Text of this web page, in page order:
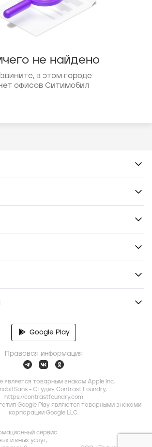
не найдено
в этом городе
офисов Ситимобил
Google Play
Правовая информация
является товарным знаком Apple Inc.
Sans - Студия Contrast Foundry,
https://contrastfoundry.com
Google Play являются товарными знаками
корпорации Google LLC.
сервис
и иных услуг,